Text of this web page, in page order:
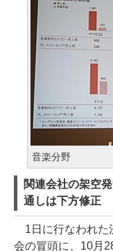
音楽分野
関連会社の架空
通しは下方修正
1日に行なわれた
会の冒頭に、10月